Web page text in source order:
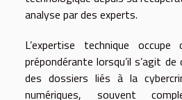
analyse par des experts.
L’expertise technique
prépondérante lorsqu’il s’agit
des dossiers liés à la
numériques, souvent